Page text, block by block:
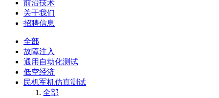
前沿技术
关于我们
招聘信息
全部
故障注入
通用自动化测试
低空经济
民机军机仿真测试
全部